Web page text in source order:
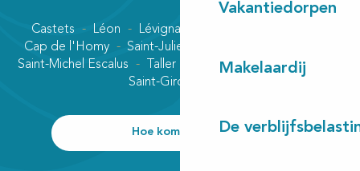
Vakantiedorpen
Makelaardij
De
Castets Léon Lévignacq
Cap de l'Homy
Saint-Julien-en-Born
Saint-Michel Escalus
Taller
Vielle-Saint-Girons
Saint-Girons plage
Hoe kom ik daar?